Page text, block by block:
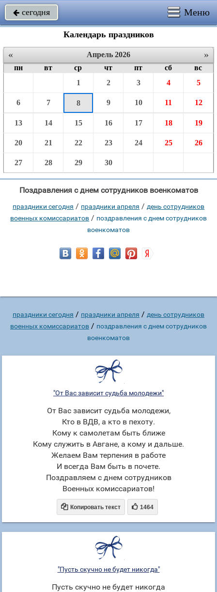
 сегодня Меню
Календарь праздников
« »
Апрель 2026
пн
вт ср чт пт сб
вс
1
2 3 4 5
6 7 8 9 10 11 12
13 14 15 16 17 18 19
20 21 22 23 24 25 26
27 28 29 30
Поздравления с днем сотрудников военкоматов
праздники сегодня / праздники апреля /день сотрудников
военных комиссариатов / поздравления с днем сотрудников
военкоматов
праздники сегодня / праздники апреля / день сотрудников
военных комиссариатов / поздравления с днем сотрудников
военкоматов
"От Вас зависит судьба молодежи"
От Вас зависит судьба молодежи,
Кто в ВДВ, а кто в пехоту.
Кому к самолетам быть ближе
Кому служить в Авгане, а кому и дальше.
Желаем Вам терпения в работе
И всегда Вам быть в почете.
Поздравляем с днем сотрудников
Военных комиссариатов!
 Копировать текст  1464
"Пусть скучно не будет никогда"
Пусть скучно не будет никогда